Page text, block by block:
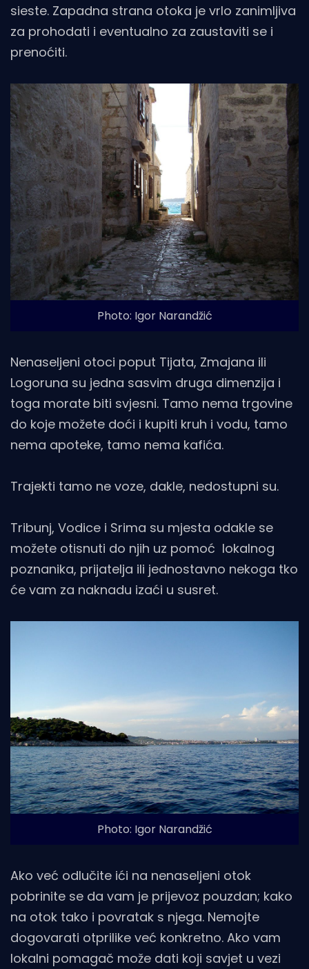
sieste. Zapadna strana otoka je vrlo zanimljiva
za prohodati i eventualno za zaustaviti se i
prenoćiti.
Photo: Igor Narandžić
Nenaseljeni otoci poput Tijata, Zmajana ili
Logoruna su jedna sasvim druga dimenzija i
toga morate biti svjesni. Tamo nema trgovine
do koje možete doći i kupiti kruh i vodu, tamo
nema apoteke, tamo nema kafića.
Trajekti tamo ne voze, dakle, nedostupni su.
Tribunj, Vodice i Srima su mjesta odakle se
možete otisnuti do njih uz pomoć lokalnog
poznanika, prijatelja ili jednostavno nekoga tko
će vam za naknadu izaći u susret.
Photo: Igor Narandžić
Ako već odlučite ići na nenaseljeni otok
pobrinite se da vam je prijevoz pouzdan; kako
na otok tako i povratak s njega. Nemojte
dogovarati otprilike već konkretno. Ako vam
lokalni pomagač može dati koji savjet u vezi